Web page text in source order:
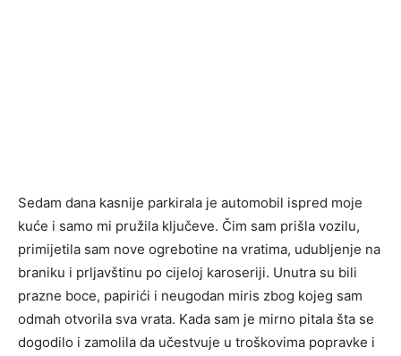
Sedam dana kasnije parkirala je automobil ispred moje
kuće i samo mi pružila ključeve. Čim sam prišla vozilu,
primijetila sam nove ogrebotine na vratima, udubljenje na
braniku i prljavštinu po cijeloj karoseriji. Unutra su bili
prazne boce, papirići i neugodan miris zbog kojeg sam
odmah otvorila sva vrata. Kada sam je mirno pitala šta se
dogodilo i zamolila da učestvuje u troškovima popravke i